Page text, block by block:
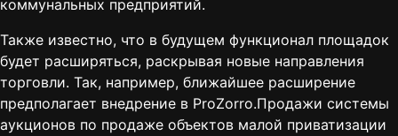
коммунальных предприятий.
Также известно, что в будущем функционал площадок
будет расширяться, раскрывая новые направления
торговли. Так, например, ближайшее расширение
предполагает внедрение в ProZorro.Продажи системы
аукционов по продаже объектов малой приватизации